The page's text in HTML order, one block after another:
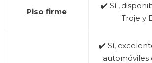
Piso firme
✔️ Sí ,
Troje y
✔️ Sí,
automóviles